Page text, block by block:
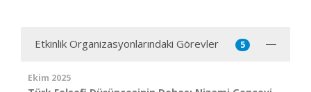
Etkinlik Organizasyonlarındaki Görevler 5
Ekim 2025